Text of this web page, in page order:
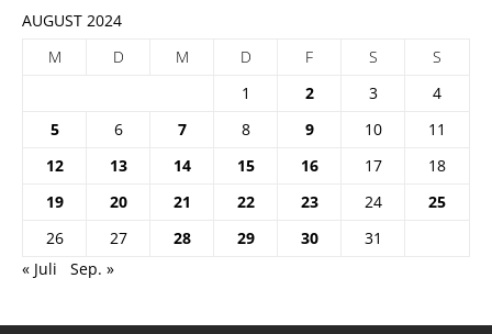
AUGUST 2024
M
D M D F S
S
1
2 3
4
5
6 7 8 9 10
11
12
13 14 15 16 17
18
19
20 21 22 23 24
25
26
27 28 29 30
31
« Juli
Sep. »